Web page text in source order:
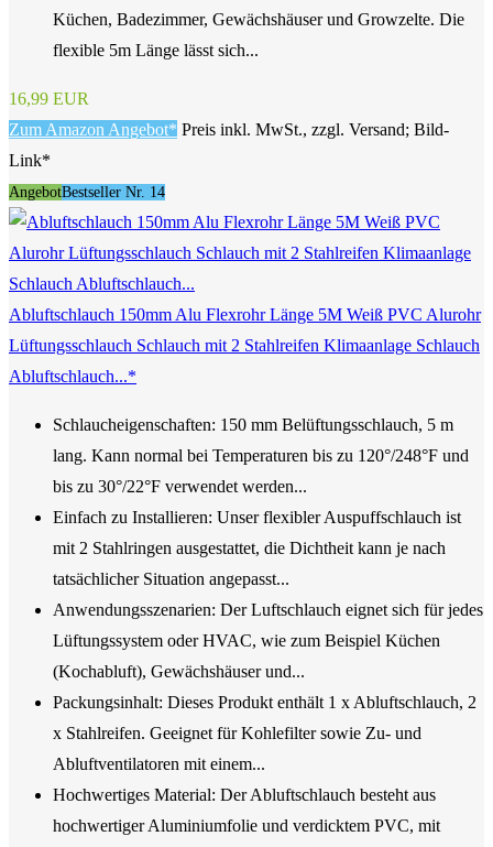
Küchen, Badezimmer, Gewächshäuser und Growzelte. Die
flexible 5m Länge lässt sich...
16,99 EUR
Zum Amazon Angebot* Preis inkl. MwSt., zzgl. Versand; Bild-
Link*
AngebotBestseller Nr. 14
Abluftschlauch 150mm Alu Flexrohr Länge 5M Weiß PVC Alurohr
Lüftungsschlauch Schlauch mit 2 Stahlreifen Klimaanlage Schlauch
Abluftschlauch...*
Schlaucheigenschaften: 150 mm Belüftungsschlauch, 5 m
lang. Kann normal bei Temperaturen bis zu 120°/248°F und
bis zu 30°/22°F verwendet werden...
Einfach zu Installieren: Unser flexibler Auspuffschlauch ist
mit 2 Stahlringen ausgestattet, die Dichtheit kann je nach
tatsächlicher Situation angepasst...
Anwendungsszenarien: Der Luftschlauch eignet sich für jedes
Lüftungssystem oder HVAC, wie zum Beispiel Küchen
(Kochabluft), Gewächshäuser und...
Packungsinhalt: Dieses Produkt enthält 1 x Abluftschlauch, 2
x Stahlreifen. Geeignet für Kohlefilter sowie Zu- und
Abluftventilatoren mit einem...
Hochwertiges Material: Der Abluftschlauch besteht aus
hochwertiger Aluminiumfolie und verdicktem PVC, mit